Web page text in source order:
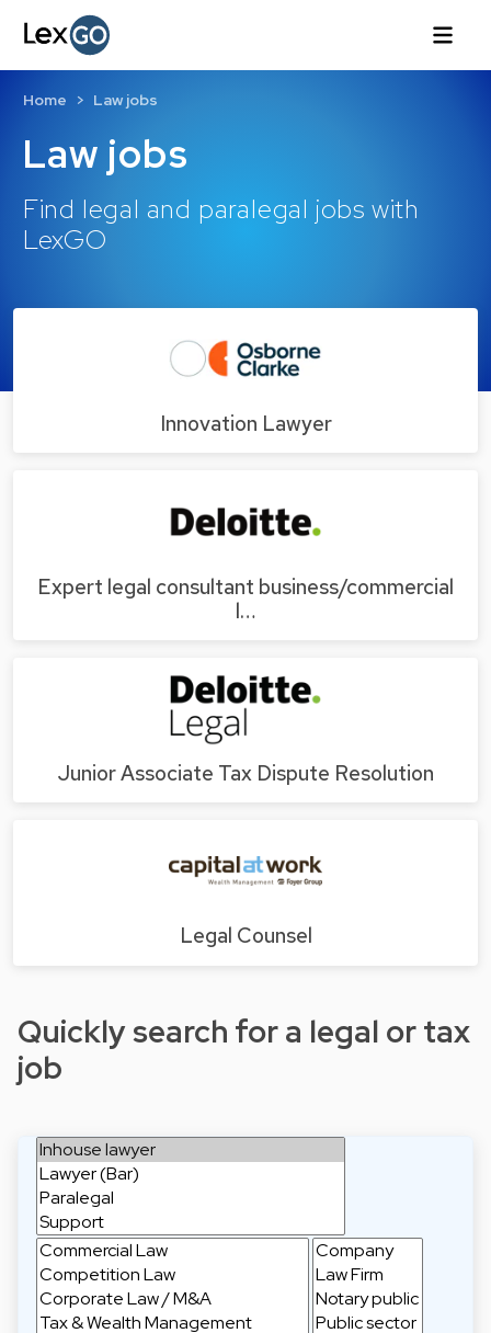
Law jobs
Find legal and paralegal jobs with
LexGO
Home Law jobs
Innovation Lawyer
Expert legal consultant business/commercial
l…
Junior Associate Tax Dispute Resolution
Legal Counsel
Quickly search for a legal or tax
job